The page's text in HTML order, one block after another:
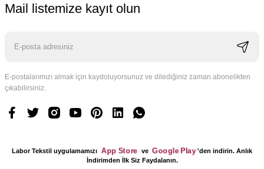
Mail listemize kayıt olun
E-postalarımızı almak için kaydoluyorsunuz ve dilediğiniz zaman abonelikten
çıkabilirsiniz.
Labor Tekstil uygulamamızı App Store ve Google Play'den indirin. Anlık
İndirimden İlk Siz Faydalanın.